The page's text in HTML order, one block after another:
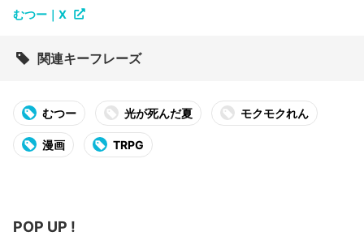
むつー｜X
関連キーフレーズ
むつー 光が死んだ夏 モクモクれん
漫画 TRPG
POP UP !